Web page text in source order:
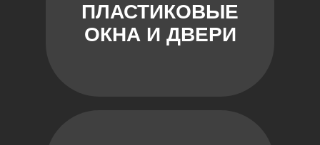
ПЛАСТИКОВЫЕ
ОКНА И ДВЕРИ